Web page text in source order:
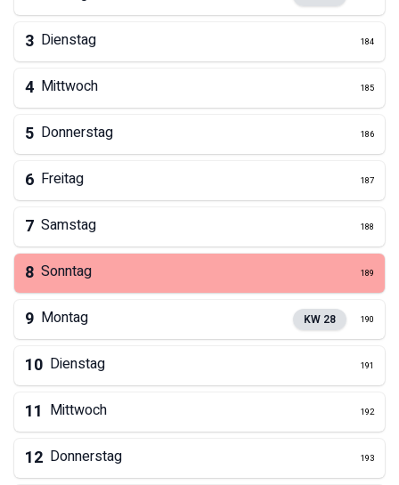
3 Dienstag 184
4 Mittwoch 185
5 Donnerstag 186
6 Freitag 187
7 Samstag 188
8 Sonntag 189
9 Montag KW 28 190
10 Dienstag 191
11 Mittwoch 192
12 Donnerstag 193